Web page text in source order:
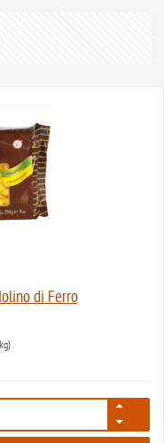
di Ferro
632